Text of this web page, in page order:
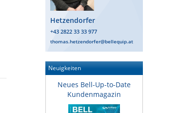
Hetzendorfer
+43 2822 33 33 977
thomas.hetzendorfer@bellequip.at
Neuigkeiten
Neues Bell-Up-to-Date
Kundenmagazin